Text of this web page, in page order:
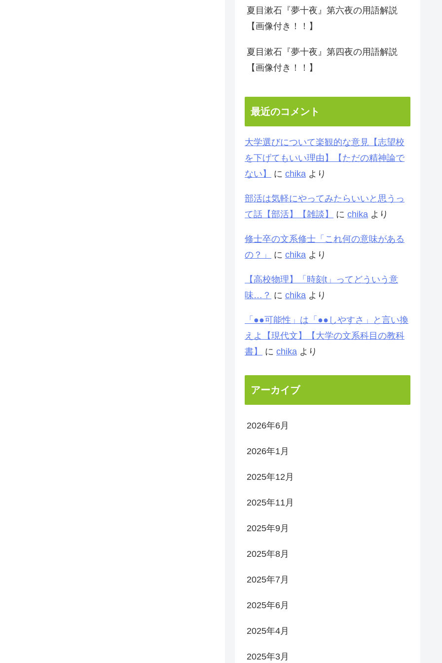
夏目漱石『夢十夜』第六夜の用語解説
【画像付き！！】
夏目漱石『夢十夜』第四夜の用語解説
【画像付き！！】
最近のコメント
大学選びについて楽観的な意見【志望校
を下げてもいい理由】【ただの精神論で
ない】
に chika より
部活は気軽にやってみたらいいと思うっ
て話【部活】【雑談】
に chika より
修士卒の文系修士「これ何の意味がある
の？」
に chika より
【高校物理】「時刻t」ってどういう意
味…？ に chika より
「●●可能性」は「●●しやすさ」と言い換
えよ【現代文】【大学の文系科目の教科
書】
に chika より
アーカイブ
2026年6月
2026年1月
2025年12月
2025年11月
2025年9月
2025年8月
2025年7月
2025年6月
2025年4月
2025年3月